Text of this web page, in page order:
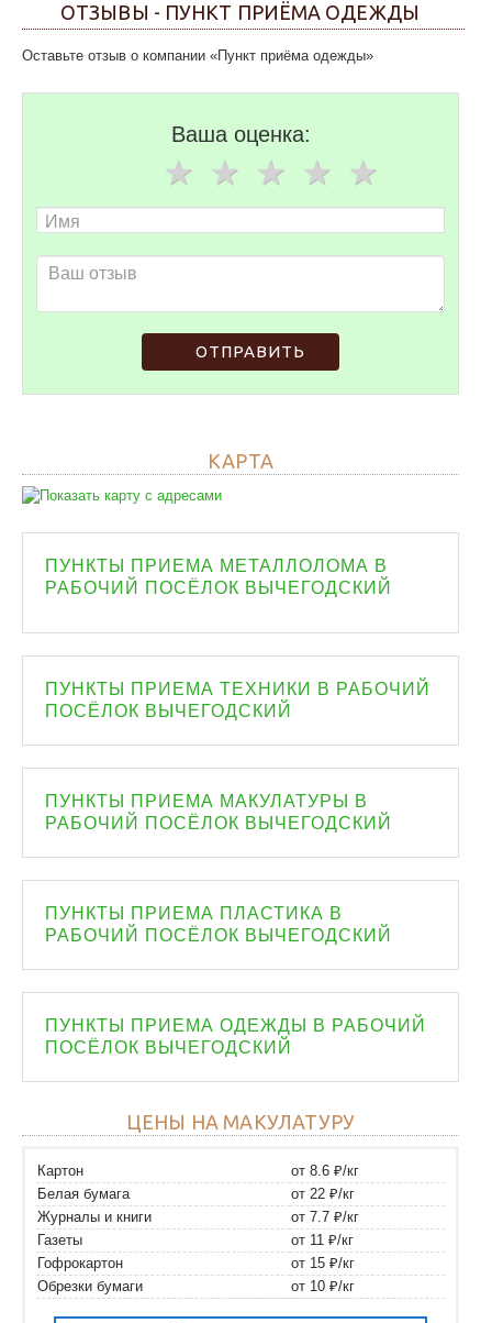
ОТЗЫВЫ - ПУНКТ ПРИЁМА ОДЕЖДЫ
Оставьте отзыв о компании «Пункт приёма одежды»
Ваша оценка:
ОТПРАВИТЬ
КАРТА
ПУНКТЫ ПРИЕМА МЕТАЛЛОЛОМА В
РАБОЧИЙ ПОСЁЛОК ВЫЧЕГОДСКИЙ
ПУНКТЫ ПРИЕМА ТЕХНИКИ В РАБОЧИЙ
ПОСЁЛОК ВЫЧЕГОДСКИЙ
ПУНКТЫ ПРИЕМА МАКУЛАТУРЫ В
РАБОЧИЙ ПОСЁЛОК ВЫЧЕГОДСКИЙ
ПУНКТЫ ПРИЕМА ПЛАСТИКА В
РАБОЧИЙ ПОСЁЛОК ВЫЧЕГОДСКИЙ
ПУНКТЫ ПРИЕМА ОДЕЖДЫ В РАБОЧИЙ
ПОСЁЛОК ВЫЧЕГОДСКИЙ
ЦЕНЫ НА МАКУЛАТУРУ
Картон
от 8.6 ₽/кг
Белая бумага
от 22 ₽/кг
Журналы и книги
от 7.7 ₽/кг
Газеты
от 11 ₽/кг
Гофрокартон
от 15 ₽/кг
Обрезки бумаги
от 10 ₽/кг